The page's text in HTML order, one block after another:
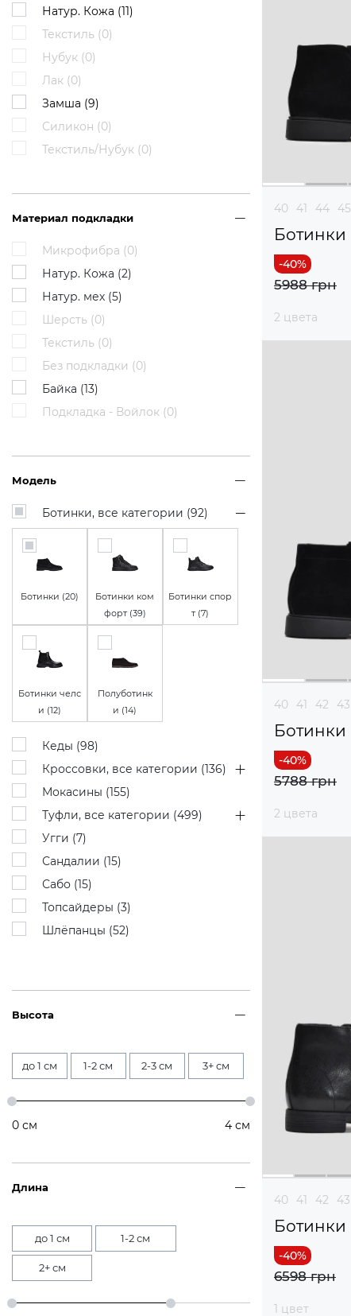
Натур. Кожа (11)
Текстиль (0)
Нубук (0)
Лак (0)
Замша (9)
Силикон (0)
Текстиль/Нубук (0)
Материал подкладки
Микрофибра (0)
Натур. Кожа (2)
Натур. мех (5)
Шерсть (0)
Текстиль (0)
Без подкладки (0)
Байка (13)
Подкладка - Войлок (0)
Модель
Ботинки, все категории (92)
Ботинки (20)
Ботинки ком
форт (39)
Ботинки спор
т (7)
Ботинки челс
и (12)
Полуботинк
и (14)
Кеды (98)
Кроссовки, все категории (136)
Мокасины (155)
Туфли, все категории (499)
Угги (7)
Сандалии (15)
Сабо (15)
Топсайдеры (3)
Шлёпанцы (52)
Высота
до 1 см 1-2 см 2-3 см 3+ см
0 см 4 см
Длина
до 1 см 1-2 см
2+ см
40 41 44 45
Ботинки
5988 грн
2 цвета
40 41 42 43
Ботинки
5788 грн
2 цвета
40 41 42 43
Ботинки
6598 грн
1 цвет